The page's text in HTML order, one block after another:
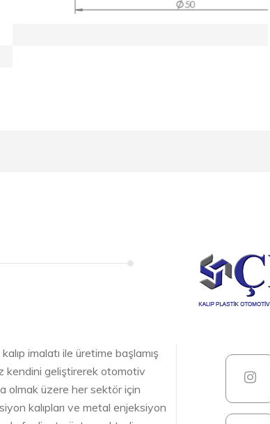
imalatı ile üretime başlamış
kendini geliştirerek otomotiv
olmak üzere her sektör için
kalıpları ve metal enjeksiyon